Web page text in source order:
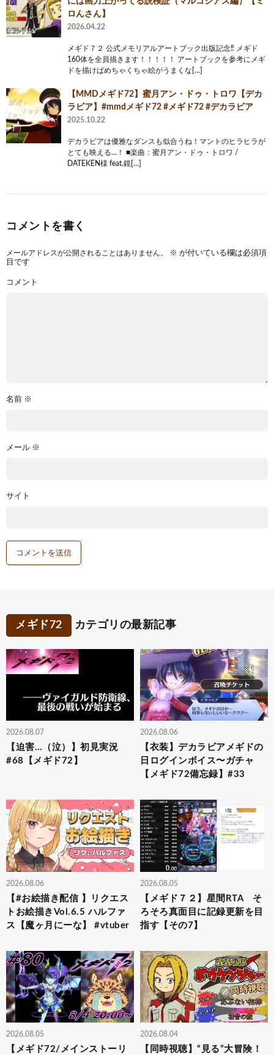
ロんさん】
2026.04.22
メギド７２ 公式メモリアルアートブック出版記念‼️ メギド
160体を全員描きます！！！！！ アートブックを参考にメギ
ドを描けばめちゃくちゃ絵がうまくな[…]
【MMDメギド72】蜜月アン・ドゥ・トロワ【デカ
ラビア】#mmdメギド72 #メギド72 #デカラビア
2025.10.22
デカラビアは優雅なダンスも似合うね！マントのヒラヒラが
とても映える…！ ■楽曲：蜜月アン・ドゥ・トロワ /
DATEKEN様 feat.鏡[…]
コメントを書く
メールアドレスが公開されることはありません。 ※ が付いている欄は必須項
目です
コメント
名前 ※
メール ※
サイト
メギド72 カテゴリの最新記事
2026.08.07
【迫害…（泣）】初見実況
#68【メギド72】
2026.08.06
【衣装】デカラビアメギドの
日ログインボイス〜ガチャ
【メギド72備忘録】#33
2026.08.06
【#お絵描き配信 】リクエス
トお絵描きVol.6.5 ハルファ
ス【魔ヶ月にーな】 #vtuber
2026.08.05
【メギド７２】星間RTA そ
ろそろ真面目に記録更新を目
指す【その7】
2026.08.05
【メギド72/メインストーリ
2026.08.04
【同時視聴】“見る”大冒険！